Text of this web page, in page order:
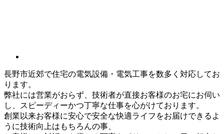
長野市近郊で住宅の電気設備・電気工事を数多く対応してお
ります。
弊社には営業がおらず、技術者が直接お客様のお宅にお伺い
し、スピーディーかつ丁寧な仕事を心がけております。
創業以来お客様に安心で安全な快適ライフをお届けできるよ
うに技術向上はもちろんの事、